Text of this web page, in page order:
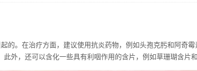
的。在治疗方面，建议使用抗炎药物，例如头孢克肟和阿奇
外，还可以含化一些具有利咽作用的含片，例如草珊瑚含片和